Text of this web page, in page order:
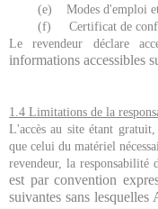
(e) Modes d'emploi
(f) Certificat de
Le revendeur déclare
informations accessibles
1.4 Limitations de la
L'accès au site étant
que celui du matériel
revendeur, la responsabilité
est par convention
suivantes sans lesquelles